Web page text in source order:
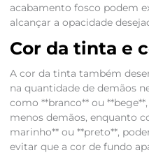
acabamento fosco podem
alcançar a opacidade
Cor da tinta e
A cor da tinta também
na quantidade de demãos
como **branco** ou
menos demãos, enquanto
marinho** ou **preto**,
evitar que a cor de fundo